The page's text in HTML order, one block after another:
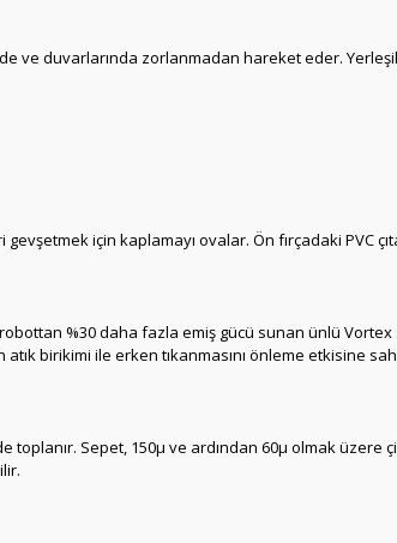
ve duvarlarında zorlanmadan hareket eder.
için kaplamayı ovalar. Ön fırçadaki PVC
%30 daha fazla emiş gücü sunan ünlü
birikimi ile erken tıkanmasını önleme etkisine
toplanır. Sepet, 150μ ve ardından 60μ olmak